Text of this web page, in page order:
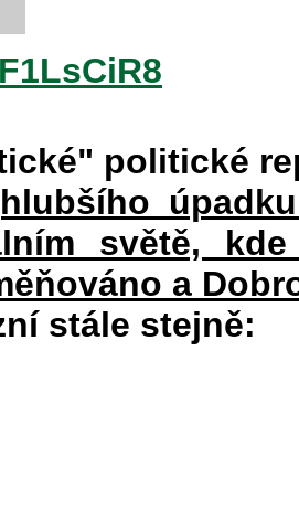
politické
světě,
a
stále stejně: